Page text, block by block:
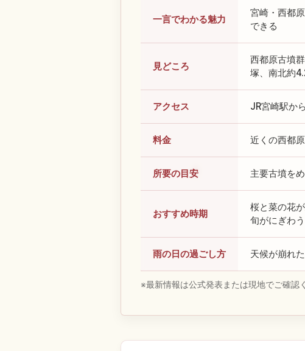
一言でわかる魅力
宮崎・西都
できる
見どころ
西都原古墳
塚、南北約
アクセス JR宮崎駅か
料金 近くの西都
所要の目安 主要古墳を
おすすめ時期
桜と菜の花
旬がにぎわう
雨の日の過ごし方 天候が崩れ
※最新情報は公式発表または現地でご確認